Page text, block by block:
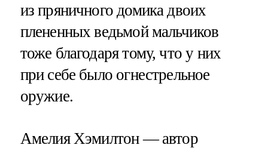
из пряничного домика двоих
плененных ведьмой мальчиков
тоже благодаря тому, что у них
при себе было огнестрельное
оружие.
Амелия Хэмилтон — автор